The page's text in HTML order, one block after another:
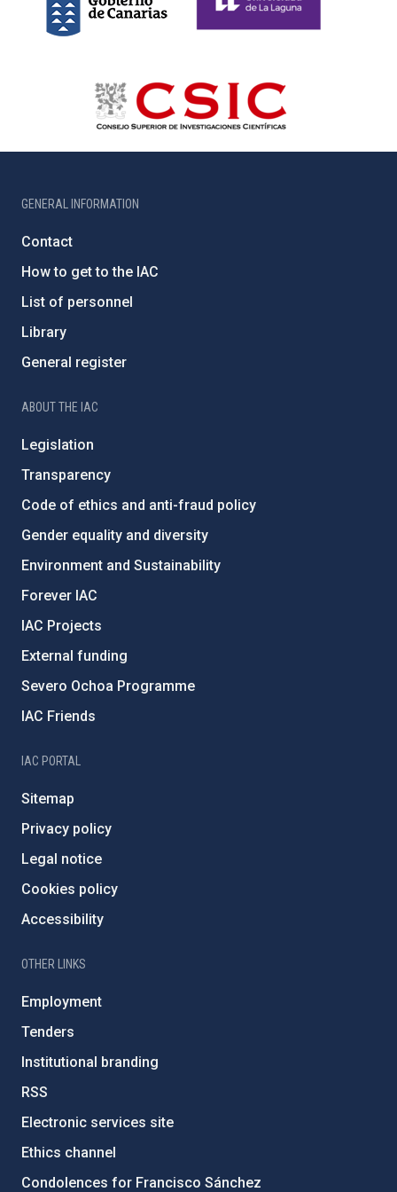
GENERAL INFORMATION
Contact
How to get to the IAC
List of personnel
Library
General register
ABOUT THE IAC
Legislation
Transparency
Code of ethics and anti-fraud policy
Gender equality and diversity
Environment and Sustainability
Forever IAC
IAC Projects
External funding
Severo Ochoa Programme
IAC Friends
IAC PORTAL
Sitemap
Privacy policy
Legal notice
Cookies policy
Accessibility
OTHER LINKS
Employment
Tenders
Institutional branding
RSS
Electronic services site
Ethics channel
Condolences for Francisco Sánchez